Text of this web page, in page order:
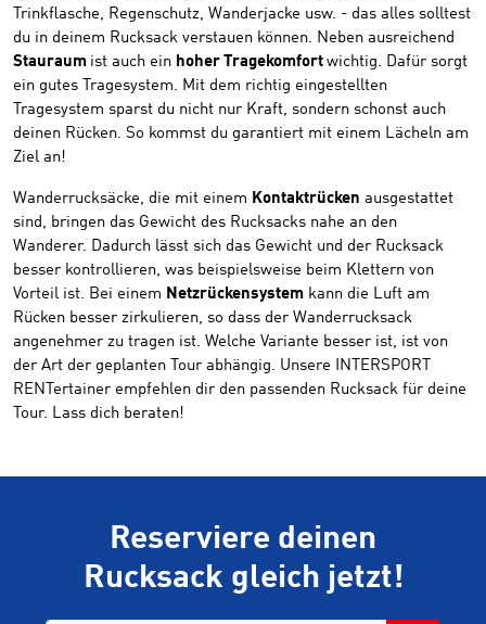
Trinkflasche, Regenschutz, Wanderjacke usw. - das alles solltest
du in deinem Rucksack verstauen können. Neben ausreichend
Stauraum ist auch ein hoher Tragekomfort wichtig. Dafür sorgt
ein gutes Tragesystem. Mit dem richtig eingestellten
Tragesystem sparst du nicht nur Kraft, sondern schonst auch
deinen Rücken. So kommst du garantiert mit einem Lächeln am
Ziel an!
Wanderrucksäcke, die mit einem Kontaktrücken ausgestattet
sind, bringen das Gewicht des Rucksacks nahe an den
Wanderer. Dadurch lässt sich das Gewicht und der Rucksack
besser kontrollieren, was beispielsweise beim Klettern von
Vorteil ist. Bei einem Netzrückensystem kann die Luft am
Rücken besser zirkulieren, so dass der Wanderrucksack
angenehmer zu tragen ist. Welche Variante besser ist, ist von
der Art der geplanten Tour abhängig. Unsere INTERSPORT
RENTertainer empfehlen dir den passenden Rucksack für deine
Tour. Lass dich beraten!
Reserviere deinen
Rucksack gleich jetzt!